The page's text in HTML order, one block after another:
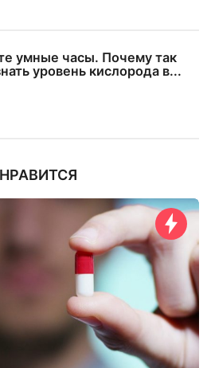
умные часы. Почему так
уровень кислорода в...